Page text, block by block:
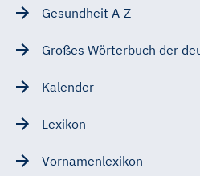
Gesundheit A-Z
Großes Wörterbuch der
Kalender
Lexikon
Vornamenlexikon